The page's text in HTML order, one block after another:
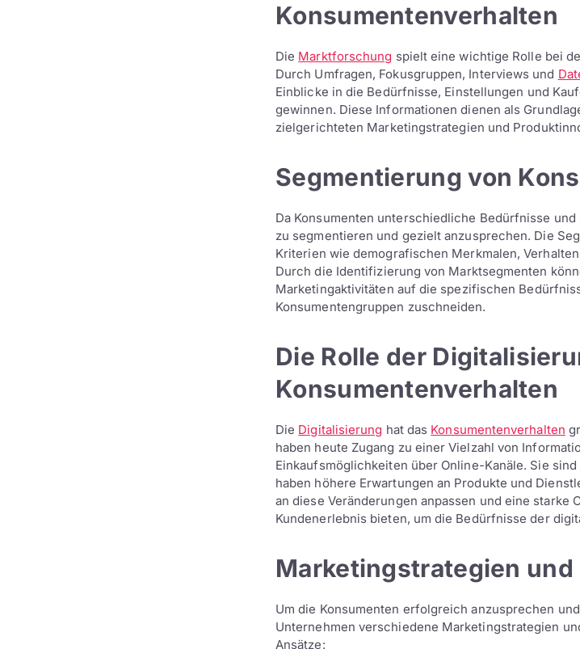
Konsumentenverhalten
Die Marktforschung spielt eine wichtige Rolle bei
Durch Umfragen, Fokusgruppen, Interviews und
Einblicke in die Bedürfnisse, Einstellungen und
gewinnen. Diese Informationen dienen als
zielgerichteten Marketingstrategien und
Segmentierung von
Da Konsumenten unterschiedliche Bedürfnisse
zu segmentieren und gezielt anzusprechen. Die
Kriterien wie demografischen Merkmalen,
Durch die Identifizierung von Marktsegmenten
Marketingaktivitäten auf die spezifischen
Konsumentengruppen zuschneiden.
Die Rolle der
Konsumentenverhalten
Die Digitalisierung hat das Konsumentenverhalten
haben heute Zugang zu einer Vielzahl von
Einkaufsmöglichkeiten über Online-Kanäle. Sie
haben höhere Erwartungen an Produkte und
an diese Veränderungen anpassen und eine starke
Kundenerlebnis bieten, um die Bedürfnisse der
Marketingstrategien und
Um die Konsumenten erfolgreich anzusprechen
Unternehmen verschiedene Marketingstrategien
Ansätze: